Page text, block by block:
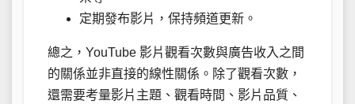
定期發布影片，保持頻道更新。
總之，YouTube 影片觀看次數與廣告收入之間
的關係並非直接的線性關係。除了觀看次數，
還需要考量影片主題、觀看時間、影片品質、